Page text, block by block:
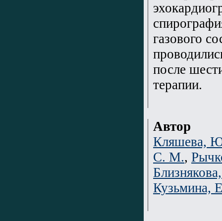
газового
после
терапии.
Автор
Кляшева,
С. М.,
Кузьмина,